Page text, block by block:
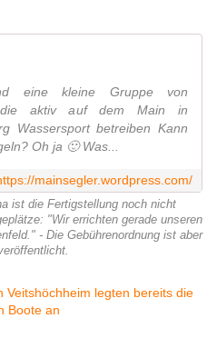
eine kleine Gruppe von
die aktiv auf dem Main in
Wassersport betreiben Kann
Oh ja 🙂 Was...
mainsegler.wordpress.com/
ist die Fertigstellung noch nicht
"Wir errichten gerade unseren
- Die Gebührenordnung ist aber